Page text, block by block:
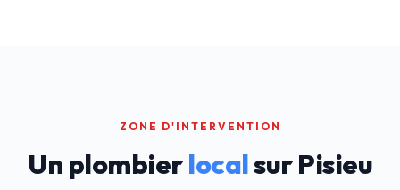
ZONE D'INTERVENTION
Un plombierlocalsur Pisieu